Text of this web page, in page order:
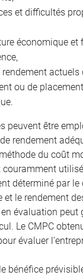
et difficultés
économique et
actuels
ou de
peuvent être
rendement
du coût
déterminé par le
et le rendement
évaluation peut
Le CMPC
évaluer
bénéfice